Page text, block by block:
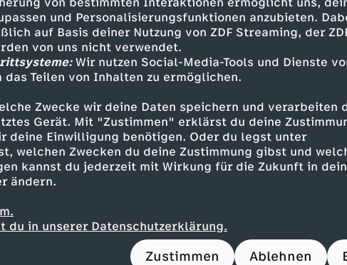
und Personalisierungsfunktionen anzubieten.
auf Basis deiner Nutzung von ZDF Streaming, der
von uns nicht verwendet.
Wir nutzen Social-Media-Tools und Dienste
Teilen von Inhalten zu ermöglichen.
Zwecke wir deine Daten speichern und verarbeiten
Gerät. Mit "Zustimmen" erklärst du deine
deine Einwilligung benötigen. Oder du legst unter
welchen Zwecken du deine Zustimmung gibst und
kannst du jederzeit mit Wirkung für die Zukunft in
ändern.
du in unserer Datenschutzerklärung.
Zustimmen Ablehnen
abgeschleppt? Dengler steigert sich hinein
Er und Brauer sprechen mit involvierten
auf eine Frage, taucht schon die nächste
tauchen ein in die Untiefen des NSU-
und Neofaschisten. So tief, dass
vermuteten Drahtzieher sie selbst ins Visier
in ein Wespennest gestochen.